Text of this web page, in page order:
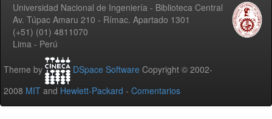
Universidad Nacional de Ingeniería - Biblioteca Central
Av. Túpac Amaru 210 - Rímac. Apartado 1301
(+51) (01) 4811070
Lima - Perú
Theme by DSpace Software Copyright © 2002-
2008 MIT and Hewlett-Packard - Comentarios